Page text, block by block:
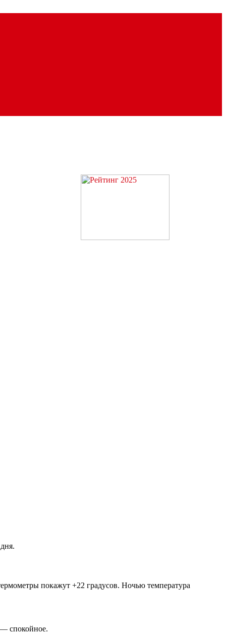
покажут +22 градусов. Ночью температура
спокойное.